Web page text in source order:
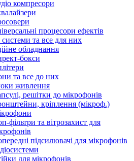
компресори
процесори ефектів
та все для них
обладнання
бокси
та все до них
живлення
решітки до мікрофонів
кріплення (мікроф.)
фільтри та вітрозахист для
підсилювачі для мікрофонів
для мікрофонів